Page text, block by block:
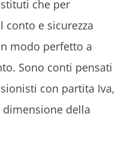
che per
e sicurezza
modo perfetto a
Sono conti pensati
con partita Iva,
della